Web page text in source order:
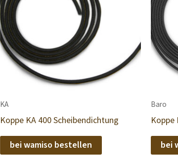
KA
Koppe KA 400 Scheibendichtung
bei wamiso bestellen
Baro
Koppe
bei